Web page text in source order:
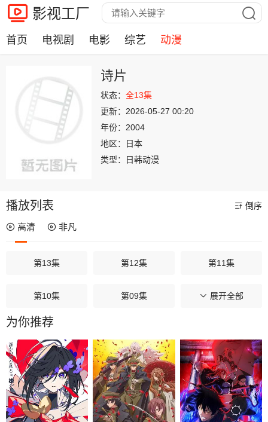
影视工厂
首页 电视剧 电影 综艺 动漫
诗片
状态： 全13集
更新： 2026-05-27 00:20
年份： 2004
地区：
日本
类型：
日韩动漫
播放列表 倒序
高清 非凡
第13集 第12集 第11集
第10集 第09集 第08集
第07集
第04集 第03集 第02集
第01集
展开全部
为你推荐